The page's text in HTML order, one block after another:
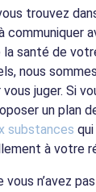
trouvez
communiquer
la santé de
nous
juger. Si
un plan
substances
à votre
vous n’avez